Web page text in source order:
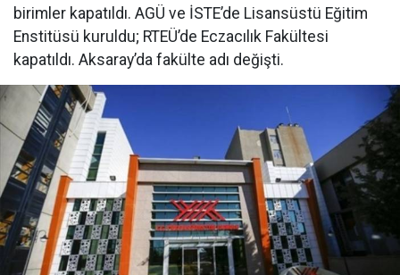
birimler kapatıldı. AGÜ ve İSTE’de Lisansüstü Eğitim
Enstitüsü kuruldu; RTEÜ’de Eczacılık Fakültesi
kapatıldı. Aksaray’da fakülte adı değişti.